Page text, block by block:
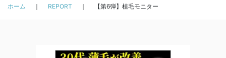
ホーム REPORT 【第6弾】植毛モニター